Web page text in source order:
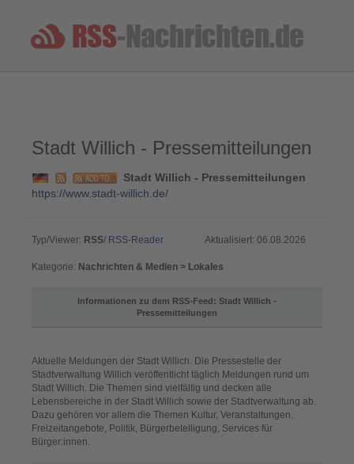
Stadt Willich - Pressemitteilungen
Stadt Willich - Pressemitteilungen
https://www.stadt-willich.de/
Typ/Viewer: RSS/ RSS-Reader Aktualisiert: 06.08.2026
Kategorie: Nachrichten & Medien > Lokales
Informationen zu dem RSS-Feed: Stadt Willich -
Pressemitteilungen
Aktuelle Meldungen der Stadt Willich. Die Pressestelle der
Stadtverwaltung Willich veröffentlicht täglich Meldungen rund um
Stadt Willich. Die Themen sind vielfältig und decken alle
Lebensbereiche in der Stadt Willich sowie der Stadtverwaltung ab.
Dazu gehören vor allem die Themen Kultur, Veranstaltungen,
Freizeitangebote, Politik, Bürgerbeteiligung, Services für
Bürger:innen.